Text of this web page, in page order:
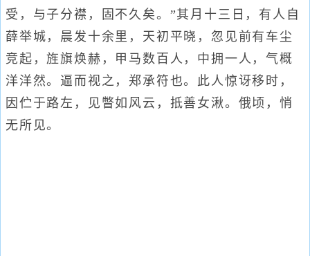
受，与子分襟，固不久矣。”其月十三日，有人自
薛举城，晨发十余里，天初平晓，忽见前有车尘
竞起，旌旗焕赫，甲马数百人，中拥一人，气概
洋洋然。逼而视之，郑承符也。此人惊讶移时，
因伫于路左，见瞥如风云，抵善女湫。俄顷，悄
无所见。